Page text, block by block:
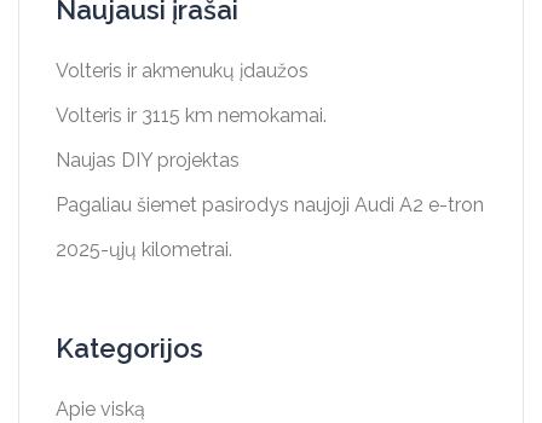
Naujausi įrašai
Volteris ir akmenukų įdaužos
Volteris ir 3115 km nemokamai.
Naujas DIY projektas
Pagaliau šiemet pasirodys naujoji Audi A2 e-tron
2025-ųjų kilometrai.
Kategorijos
Apie viską